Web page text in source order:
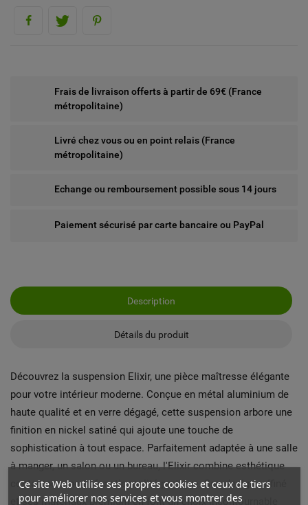
Frais de livraison offerts à partir de 69€ (France
métropolitaine)
Livré chez vous ou en point relais (France
métropolitaine)
Echange ou remboursement possible sous 14 jours
Paiement sécurisé par carte bancaire ou PayPal
Description
Détails du produit
Découvrez la suspension Elixir, une pièce maîtresse élégante
pour votre intérieur moderne. Conçue en métal aluminium de
haute qualité et en verre dégagé, cette suspension arbore une
finition en nickel satiné qui ajoute une touche de
sophistication à tout espace. Parfaitement adaptée à une salle
à manger, un salon ou un bureau, l'Elixir combine esthétique
contemporaine et fonctionnalité pratique. Son design raffiné
et ses matériaux premium en font un choix incontournable
Ce site Web utilise ses propres cookies et ceux de tiers
pour améliorer nos services et vous montrer des